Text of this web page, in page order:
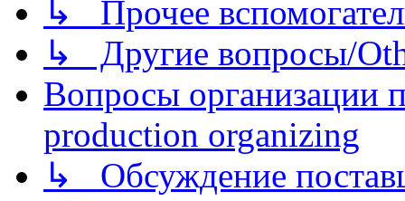
↳ Прочее
↳ Другие вопросы/
Вопросы организации
production organizing
↳ Обсуждение